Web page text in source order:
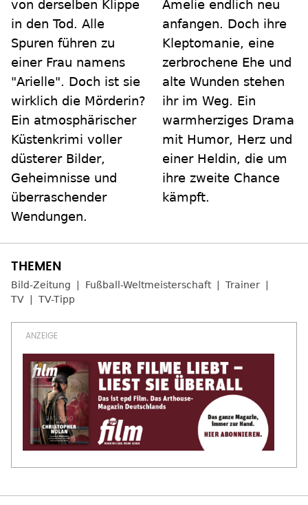
von derselben Klippe
in den Tod. Alle
Spuren führen zu
einer Frau namens
"Arielle". Doch ist sie
wirklich die Mörderin?
Ein atmosphärischer
Küstenkrimi voller
düsterer Bilder,
Geheimnisse und
überraschender
Wendungen.
Amelie endlich neu
anfangen. Doch ihre
Kleptomanie, eine
zerbrochene Ehe und
alte Wunden stehen
ihr im Weg. Ein
warmherziges Drama
mit Humor, Herz und
einer Heldin, die um
ihre zweite Chance
kämpft.
Bild-Zeitung Fußball-Weltmeisterschaft
Trainer
TV
TV-Tipp